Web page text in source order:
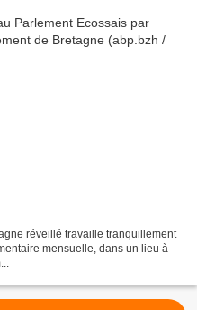
réveillé travaille tranquillement
mensuelle, dans un lieu à